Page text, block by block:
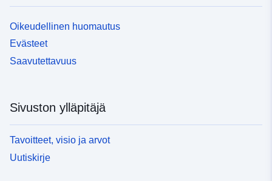
Oikeudellinen huomautus
Evästeet
Saavutettavuus
Sivuston ylläpitäjä
Tavoitteet, visio ja arvot
Uutiskirje